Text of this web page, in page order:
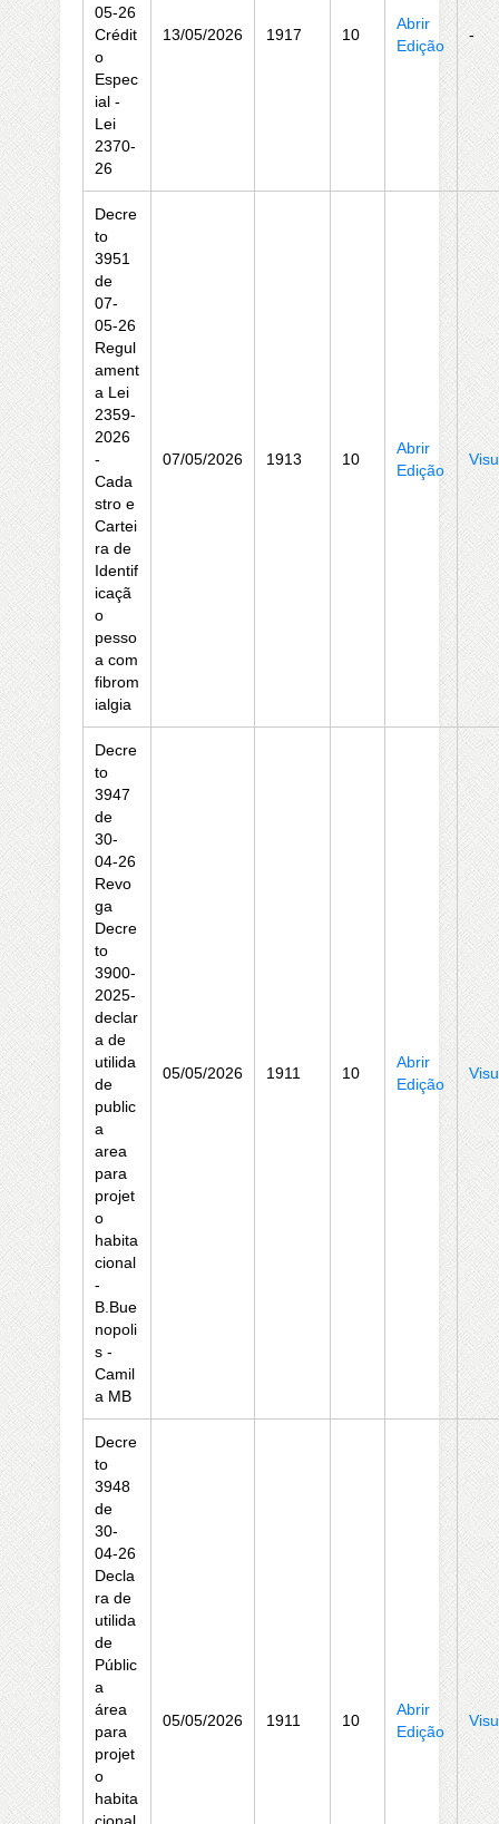
05-26
Crédit
o
Espec
ial -
Lei
2370-
26
13/05/2026 1917 10
Abrir
Edição
-
Decre
to
3951
de
07-
05-26
Regul
ament
a Lei
2359-
2026
-
Cada
stro e
Cartei
ra de
Identif
icaçã
o
pesso
a com
fibrom
ialgia
07/05/2026 1913 10
Abrir
Edição
Decre
to
3947
de
30-
04-26
Revo
ga
Decre
to
3900-
2025-
declar
a de
utilida
de
public
a
area
para
projet
o
habita
cional
-
B.Bue
nopoli
s -
Camil
a MB
05/05/2026 1911 10
Abrir
Edição
Decre
to
3948
de
30-
04-26
Decla
ra de
utilida
de
Públic
a
área
para
projet
o
habita
05/05/2026 1911 10
Abrir
Edição